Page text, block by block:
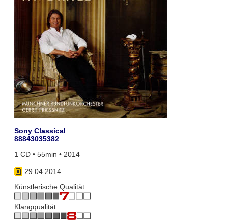
Sony Classical
88843035382
1 CD • 55min • 2014
29.04.2014
Künstlerische Qualität:
Klangqualität: